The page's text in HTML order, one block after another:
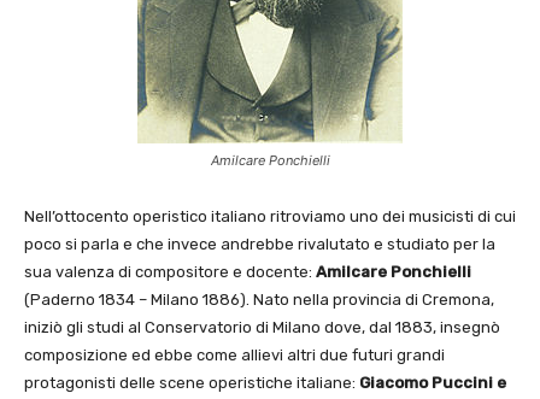
Amilcare Ponchielli
Nell’ottocento operistico italiano ritroviamo uno dei musicisti di cui
poco si parla e che invece andrebbe rivalutato e studiato per la
sua valenza di compositore e docente: Amilcare Ponchielli
(Paderno 1834 – Milano 1886). Nato nella provincia di Cremona,
iniziò gli studi al Conservatorio di Milano dove, dal 1883, insegnò
composizione ed ebbe come allievi altri due futuri grandi
protagonisti delle scene operistiche italiane: Giacomo Puccini e